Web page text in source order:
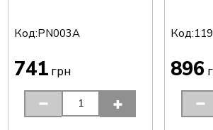
Код:PN003A
741грн
Код:
896